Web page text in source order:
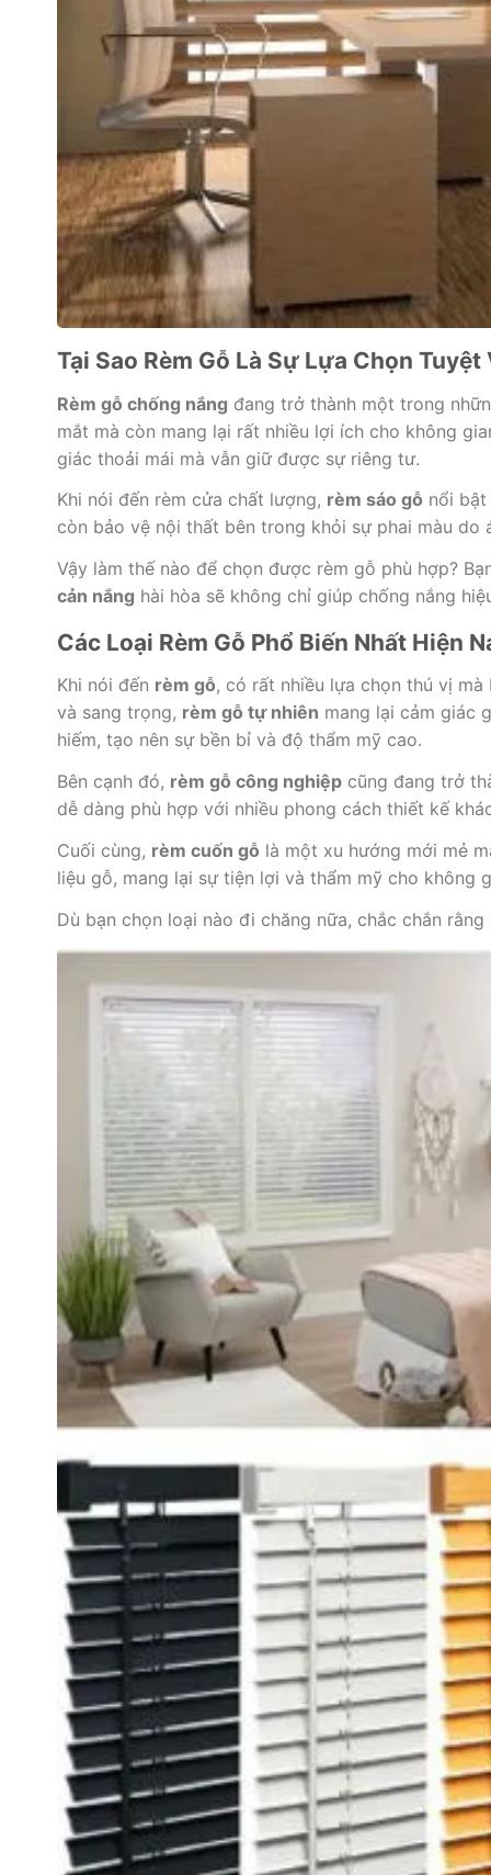
Tại Sao Rèm Gỗ Là Sự Lựa Chọn
Rèm gỗ chống nắng đang trở thành một trong
mắt mà còn mang lại rất nhiều lợi ích cho không
giác thoải mái mà vẫn giữ được sự riêng tư.
Khi nói đến rèm cửa chất lượng, rèm sáo gỗ nổi bật
còn bảo vệ nội thất bên trong khỏi sự phai màu do
Vậy làm thế nào để chọn được rèm gỗ phù hợp?
cản nắng hài hòa sẽ không chỉ giúp chống nắng
Các Loại Rèm Gỗ Phổ Biến Nhất Hiện
Khi nói đến rèm gỗ, có rất nhiều lựa chọn thú vị
và sang trọng, rèm gỗ tự nhiên mang lại cảm giác
hiếm, tạo nên sự bền bỉ và độ thẩm mỹ cao.
Bên cạnh đó, rèm gỗ công nghiệpcũng đang trở
dễ dàng phù hợp với nhiều phong cách thiết kế
Cuối cùng, rèm cuốn gỗ là một xu hướng mới mẻ
liệu gỗ, mang lại sự tiện lợi và thẩm mỹ cho không
Dù bạn chọn loại nào đi chăng nữa, chắc chắn